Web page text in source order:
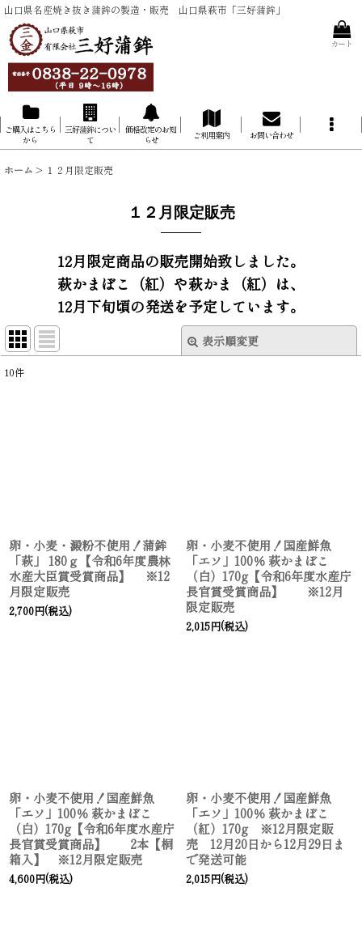
山口県名産焼き抜き蒲鉾の製造・販売 山口県萩市「三好蒲鉾」
カート
ご購入はこちら
から
三好蒲鉾につい
て
価格改定のお知
らせ
ご利用案内 お問い合わせ
ホーム > １２月限定販売
１２月限定販売
12月限定商品の販売開始致しました。
萩かまぼこ（紅）や萩かま（紅）は、
12月下旬頃の発送を予定しています。
表示順変更
10件
卵・小麦・澱粉不使用！蒲鉾
「萩」 180ｇ【令和6年度農林
水産大臣賞受賞商品】 ※12
月限定販売
2,700円(税込)
卵・小麦不使用！国産鮮魚
「エソ」100％ 萩かまぼこ
（白）170g【令和6年度水産庁
長官賞受賞商品】 ※12月
限定販売
2,015円(税込)
卵・小麦不使用！国産鮮魚
「エソ」100％ 萩かまぼこ
（白）170g【令和6年度水産庁
長官賞受賞商品】 2本【桐
箱入】 ※12月限定販売
4,600円(税込)
卵・小麦不使用！国産鮮魚
「エソ」100％ 萩かまぼこ
（紅）170g ※12月限定販
売 12月20日から12月29日ま
で発送可能
2,015円(税込)